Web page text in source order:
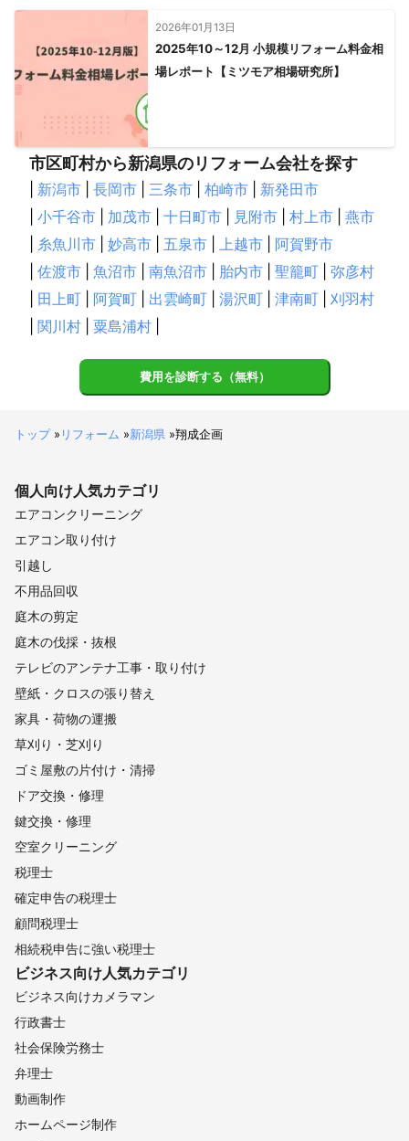
2026年01月13日
2025年10～12月 小規模リフォーム料金相
場レポート【ミツモア相場研究所】
市区町村から新潟県のリフォーム会社を探す
新潟市 長岡市 三条市 柏崎市
新発田市
小千谷市 加茂市 十日町市 見附市 村上市
燕市
糸魚川市 妙高市 五泉市 上越市
阿賀野市
佐渡市 魚沼市 南魚沼市 胎内市 聖籠町
弥彦村
田上町 阿賀町 出雲崎町 湯沢町 津南町
刈羽村
関川村 粟島浦村
費用を診断する（無料）
トップ» リフォーム »新潟県 »翔成企画
個人向け人気カテゴリ
エアコンクリーニング
エアコン取り付け
引越し
不用品回収
庭木の剪定
庭木の伐採・抜根
テレビのアンテナ工事・取り付け
壁紙・クロスの張り替え
家具・荷物の運搬
草刈り・芝刈り
ゴミ屋敷の片付け・清掃
ドア交換・修理
鍵交換・修理
空室クリーニング
税理士
確定申告の税理士
顧問税理士
相続税申告に強い税理士
ビジネス向け人気カテゴリ
ビジネス向けカメラマン
行政書士
社会保険労務士
弁理士
動画制作
ホームページ制作